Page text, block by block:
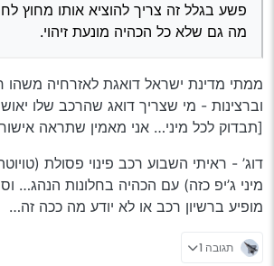
פשע בגלל זה צריך להוציא אותו מחוץ
מה גם שלא כל הכהיה מונעת זיהוי.
ממתי מדינת ישראל דואגת לאזרחיה משהו
וברצינות - מי שצריך דואג שהרכב שלו
[תבדוק לכל מיני… אני מאמין שתראה
דוג’ - ראיתי השבוע רכב פינוי פסולת
מיני ג’יפ כזה) עם הכהיה בחלונות הנהג…
מופיע ברשיון רכב או לא יודע מה ככה זה…
תגובה 1